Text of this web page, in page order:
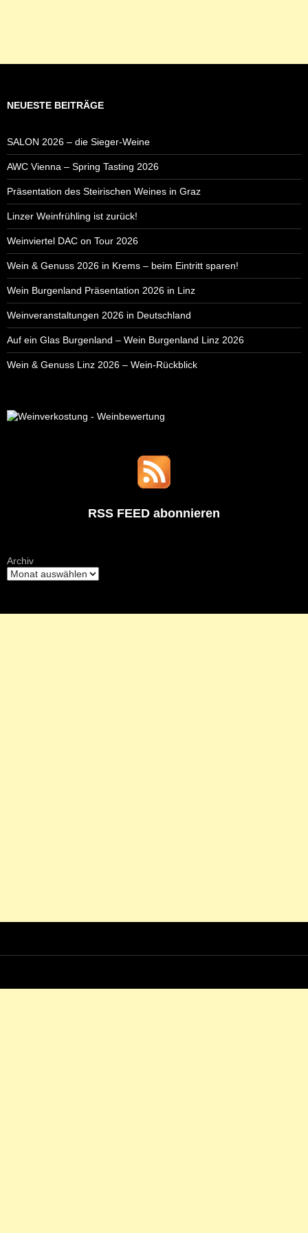
NEUESTE BEITRÄGE
SALON 2026 – die Sieger-Weine
AWC Vienna – Spring Tasting 2026
Präsentation des Steirischen Weines in Graz
Linzer Weinfrühling ist zurück!
Weinviertel DAC on Tour 2026
Wein & Genuss 2026 in Krems – beim Eintritt sparen!
Wein Burgenland Präsentation 2026 in Linz
Weinveranstaltungen 2026 in Deutschland
Auf ein Glas Burgenland – Wein Burgenland Linz 2026
Wein & Genuss Linz 2026 – Wein-Rückblick
RSS FEED abonnieren
Archiv